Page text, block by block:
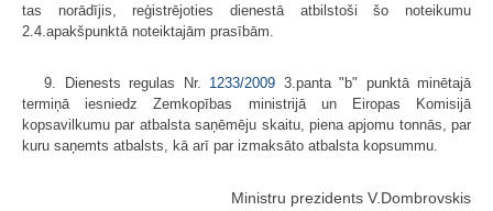
tas norādījis, reģistrējoties dienestā atbilstoši šo noteikumu
2.4.apakšpunktā noteiktajām prasībām.
9. Dienests regulas Nr. 1233/2009 3.panta "b" punktā minētajā
termiņā iesniedz Zemkopības ministrijā un Eiropas Komisijā
kopsavilkumu par atbalsta saņēmēju skaitu, piena apjomu tonnās, par
kuru saņemts atbalsts, kā arī par izmaksāto atbalsta kopsummu.
Ministru prezidents V.Dombrovskis